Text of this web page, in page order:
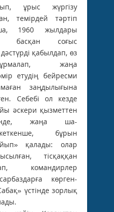
ұрыс жүргізу
темірдей тәртіп
1960 жылдары
басқан соғыс
қабылдап, өз
жаңа
етудің бейресми
заңдылығына
Себебі ол кезде
әскери қызметтен
жаңа ша-
бұрын
қалады: олар
тісқаққан
командирлер
көрген-
үстінде зорлық